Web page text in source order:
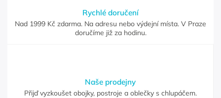
Rychlé doručení
Nad 1999 Kč zdarma. Na adresu nebo výdejní místa. V Praze
doručíme již za hodinu.
Naše prodejny
Přijď vyzkoušet obojky, postroje a oblečky s chlupáčem.